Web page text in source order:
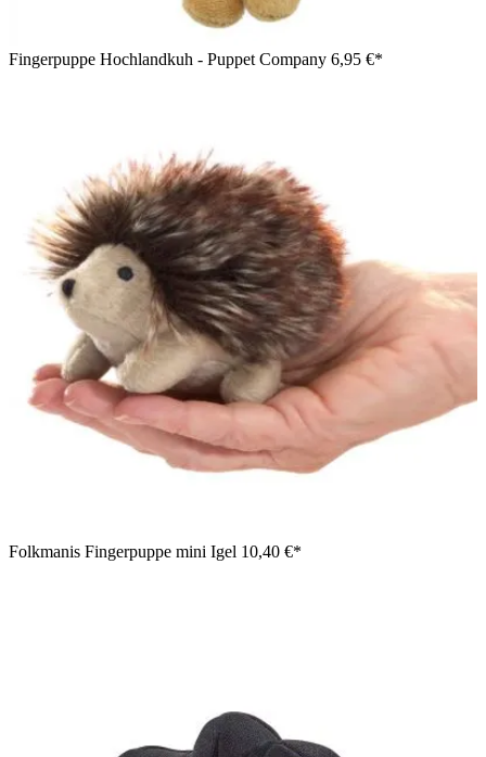
Fingerpuppe Hochlandkuh - Puppet Company 6,95 €*
Folkmanis Fingerpuppe mini Igel 10,40 €*